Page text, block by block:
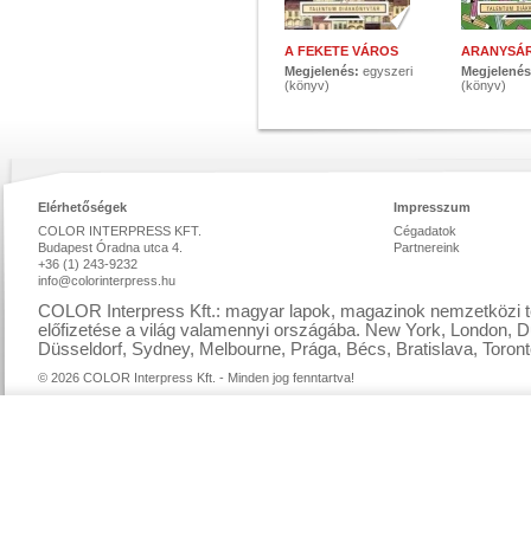
A FEKETE VÁROS
Megjelenés: egyszeri
(könyv)
(könyv)
Elérhetőségek
COLOR INTERPRESS KFT.
Budapest Óradna utca 4.
+36 (1) 243-9232
info@colorinterpress.hu
Impresszum
Cégadatok
Partnereink
COLOR Interpress Kft.: magyar lapok, magazinok nemzetközi
előfizetése a világ valamennyi országába. New York, London,
Düsseldorf, Sydney, Melbourne, Prága, Bécs, Bratislava,
© 2026 COLOR Interpress Kft. - Minden jog fenntartva!